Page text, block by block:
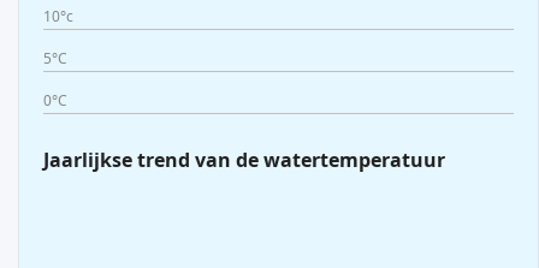
10°c
5°C
0°C
Jaarlijkse trend van de watertemperatuur